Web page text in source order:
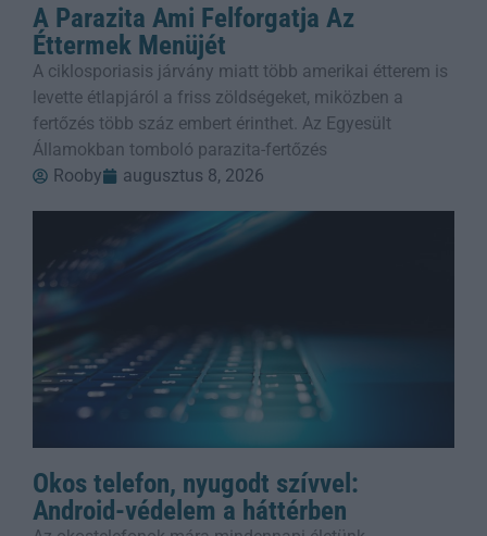
A Parazita Ami Felforgatja Az
Éttermek Menüjét
A ciklosporiasis járvány miatt több amerikai étterem is
levette étlapjáról a friss zöldségeket, miközben a
fertőzés több száz embert érinthet. Az Egyesült
Államokban tomboló parazita-fertőzés
Rooby
augusztus 8, 2026
Okos telefon, nyugodt szívvel:
Android-védelem a háttérben